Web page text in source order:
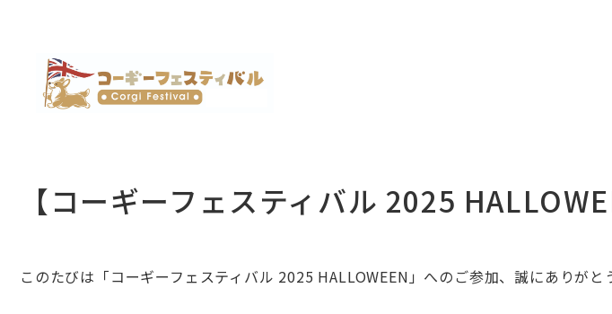
【コーギーフェスティバル 2025
このたびは「コーギーフェスティバル 2025 HALLOWEEN 」 へのご参加、誠にありがと